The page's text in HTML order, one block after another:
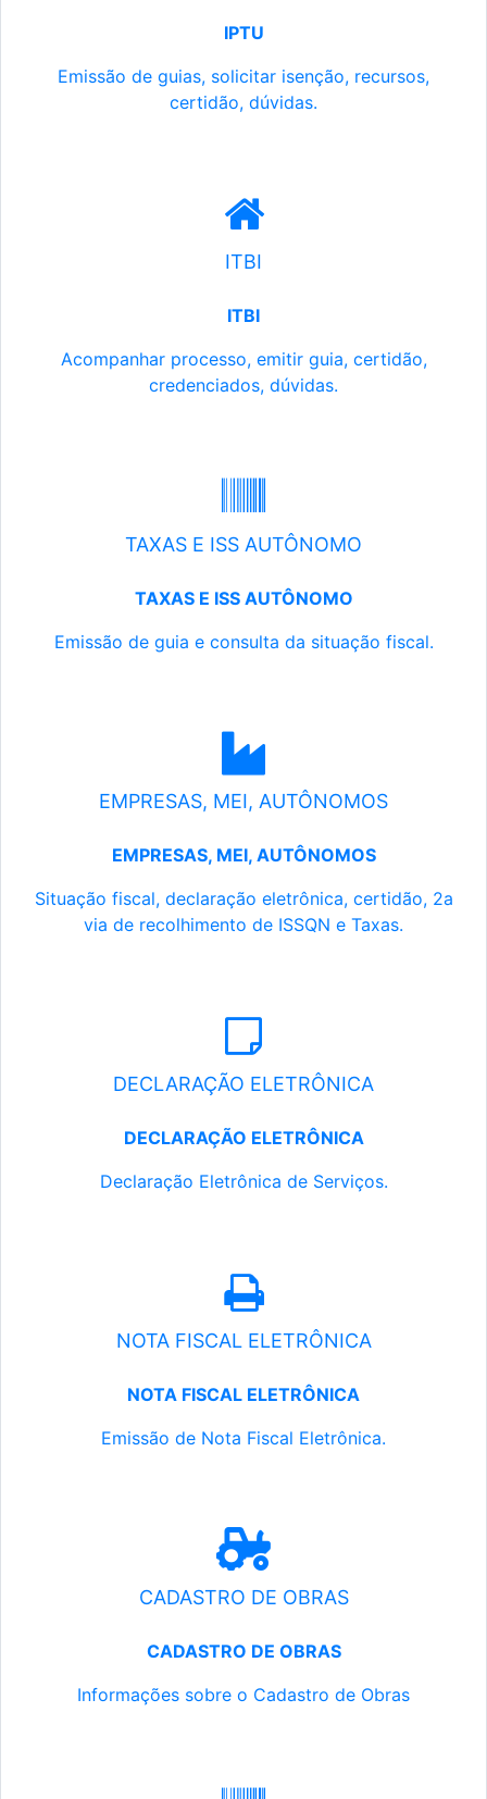
IPTU
Emissão de guias, solicitar isenção, recursos,
certidão, dúvidas.
ITBI
ITBI
Acompanhar processo, emitir guia, certidão,
credenciados, dúvidas.
TAXAS E ISS AUTÔNOMO
TAXAS E ISS AUTÔNOMO
Emissão de guia e consulta da situação fiscal.
EMPRESAS, MEI, AUTÔNOMOS
EMPRESAS, MEI, AUTÔNOMOS
Situação fiscal, declaração eletrônica, certidão, 2a
via de recolhimento de ISSQN e Taxas.
DECLARAÇÃO ELETRÔNICA
DECLARAÇÃO ELETRÔNICA
Declaração Eletrônica de Serviços.
NOTA FISCAL ELETRÔNICA
NOTA FISCAL ELETRÔNICA
Emissão de Nota Fiscal Eletrônica.
CADASTRO DE OBRAS
CADASTRO DE OBRAS
Informações sobre o Cadastro de Obras